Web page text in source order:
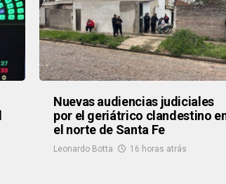
Nuevas audiencias judiciales
por el geriátrico clandestino
el norte de Santa Fe
Leonardo Botta 16 horas atrás